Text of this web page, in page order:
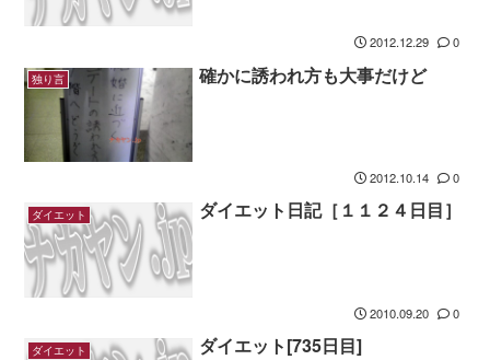
2012.12.29 0
独り言 確かに誘われ方も大事だけど
2012.10.14 0
ダイエット ダイエット日記［１１２４日目］
2010.09.20 0
ダイエット ダイエット[735日目]